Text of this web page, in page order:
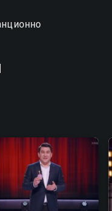
нашу
онлайн в